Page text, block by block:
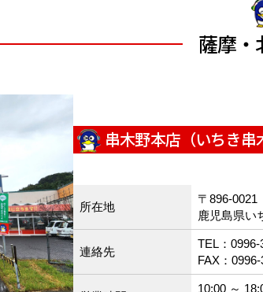
薩摩・
串木野本店（いちき串
所在地
〒896-0021
鹿児島県い
連絡先
TEL：0996-
FAX：
10:00 ～